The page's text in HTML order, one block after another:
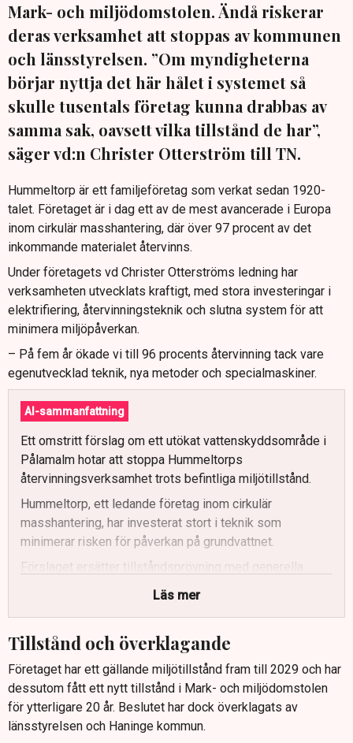
Mark- och miljödomstolen. Ändå riskerar
deras verksamhet att stoppas av kommunen
och länsstyrelsen. ”Om myndigheterna
börjar nyttja det här hålet i systemet så
skulle tusentals företag kunna drabbas av
samma sak, oavsett vilka tillstånd de har”,
säger vd:n Christer Otterström till TN.
Hummeltorp är ett familjeföretag som verkat sedan 1920-
talet. Företaget är i dag ett av de mest avancerade i Europa
inom cirkulär masshantering, där över 97 procent av det
inkommande materialet återvinns.
Under företagets vd Christer Otterströms ledning har
verksamheten utvecklats kraftigt, med stora investeringar i
elektrifiering, återvinningsteknik och slutna system för att
minimera miljöpåverkan.
– På fem år ökade vi till 96 procents återvinning tack vare
egenutvecklad teknik, nya metoder och specialmaskiner.
AI-sammanfattning
Ett omstritt förslag om ett utökat vattenskyddsområde i
Pålamalm hotar att stoppa Hummeltorps
återvinningsverksamhet trots befintliga miljötillstånd.
Hummeltorp, ett ledande företag inom cirkulär
masshantering, har investerat stort i teknik som
minimerar risken för påverkan på grundvattnet.
Förslaget ersätter tillståndsprövning med generella
förbud, även i sekundär skyddszon, vilket enligt
i hela landet kan påverkas om vattenskyddsområden
används på detta sätt.
En juridisk nyckelfråga är tidpunkten för beslutet om
vattenskyddsområdet i förhållande till den väntade
domen i Mark- och miljööverdomstolen.
Läs mer
Tillstånd och överklagande
Företaget har ett gällande miljötillstånd fram till 2029 och har
dessutom fått ett nytt tillstånd i Mark- och miljödomstolen
för ytterligare 20 år. Beslutet har dock överklagats av
länsstyrelsen och Haninge kommun.